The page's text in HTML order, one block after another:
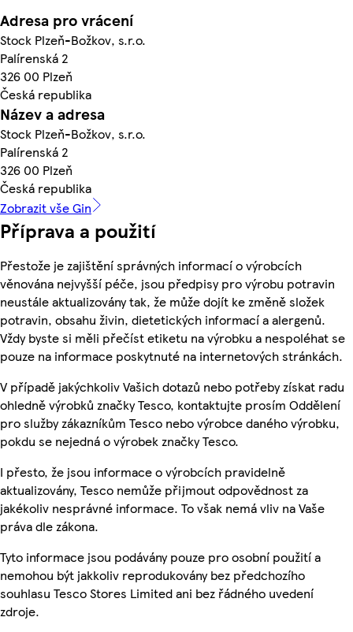
Adresa pro vrácení
Stock Plzeň-Božkov, s.r.o.
Palírenská 2
326 00 Plzeň
Česká republika
Název a adresa
Stock Plzeň-Božkov, s.r.o.
Palírenská 2
326 00 Plzeň
Česká republika
Zobrazit vše Gin
Příprava a použití
Přestože je zajištění správných informací o výrobcích
věnována nejvyšší péče, jsou předpisy pro výrobu potravin
neustále aktualizovány tak, že může dojít ke změně složek
potravin, obsahu živin, dietetických informací a alergenů.
Vždy byste si měli přečíst etiketu na výrobku a nespoléhat se
pouze na informace poskytnuté na internetových stránkách.
V případě jakýchkoliv Vašich dotazů nebo potřeby získat radu
ohledně výrobků značky Tesco, kontaktujte prosím Oddělení
pro služby zákazníkům Tesco nebo výrobce daného výrobku,
pokdu se nejedná o výrobek značky Tesco.
I přesto, že jsou informace o výrobcích pravidelně
aktualizovány, Tesco nemůže přijmout odpovědnost za
jakékoliv nesprávné informace. To však nemá vliv na Vaše
práva dle zákona.
Tyto informace jsou podávány pouze pro osobní použití a
nemohou být jakkoliv reprodukovány bez předchozího
souhlasu Tesco Stores Limited ani bez řádného uvedení
zdroje.